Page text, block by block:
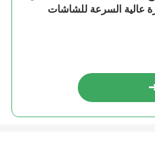
عالية السرعة للشاشات